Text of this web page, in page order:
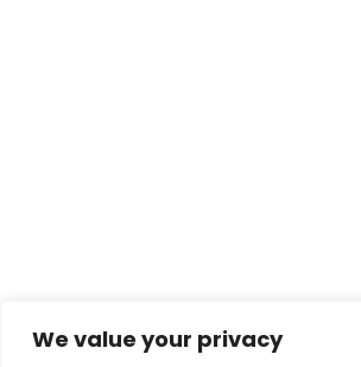
We value your privacy